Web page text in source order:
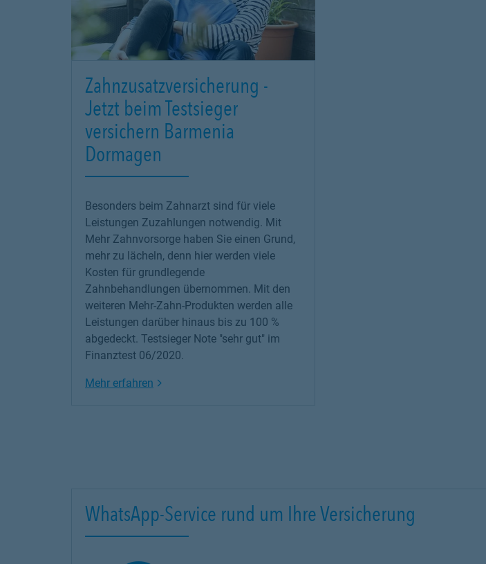
Zahnzusatzversicherung -
Jetzt beim Testsieger
versichern Barmenia
Dormagen
Besonders beim Zahnarzt sind für viele
Leistungen Zuzahlungen notwendig. Mit
Mehr Zahnvorsorge haben Sie einen Grund,
mehr zu lächeln, denn hier werden viele
Kosten für grundlegende
Zahnbehandlungen übernommen. Mit den
weiteren Mehr-Zahn-Produkten werden alle
Leistungen darüber hinaus bis zu 100 %
abgedeckt. Testsieger Note "sehr gut" im
Finanztest 06/2020.
Mehr erfahren Link Opens in New Tab
WhatsApp-Service rund um Ihre Versicherung